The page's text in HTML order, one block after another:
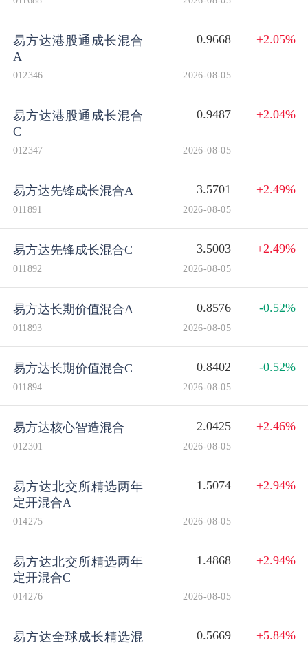
易方达港股通成长混合
A
0.9668 +2.05%
012346 2026-08-05
易方达港股通成长混合
C
0.9487 +2.04%
012347 2026-08-05
易方达先锋成长混合A 3.5701 +2.49%
011891 2026-08-05
易方达先锋成长混合C 3.5003 +2.49%
011892 2026-08-05
易方达长期价值混合A 0.8576 -0.52%
011893 2026-08-05
易方达长期价值混合C 0.8402 -0.52%
011894 2026-08-05
易方达核心智造混合 2.0425 +2.46%
012301 2026-08-05
易方达北交所精选两年
定开混合A
1.5074 +2.94%
014275 2026-08-05
易方达北交所精选两年
定开混合C
1.4868 +2.94%
014276 2026-08-05
易方达全球成长精选混
0.5669 +5.84%